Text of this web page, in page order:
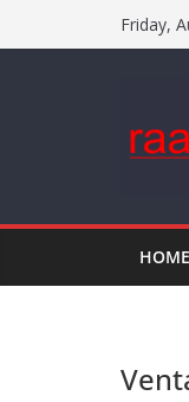
to
Friday,
HOME